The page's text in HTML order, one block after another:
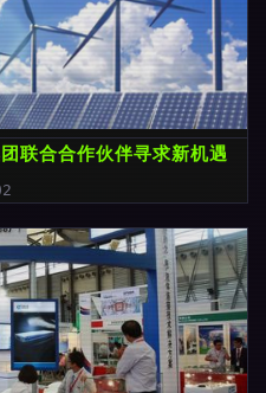
联合合作伙伴寻求新机遇